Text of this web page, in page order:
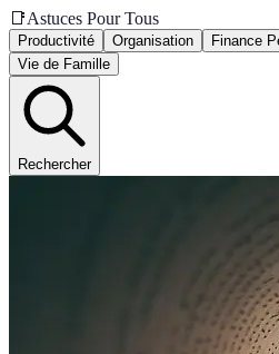
📑Astuces Pour Tous
Productivité Organisation Finance
Vie de Famille
Rechercher